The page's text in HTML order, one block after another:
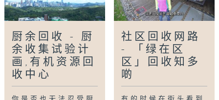
厨余回收 - 厨
余收集试验计
画,有机资源回
收中心
社区回收网路
- 「绿在区
区」回收知多
啲